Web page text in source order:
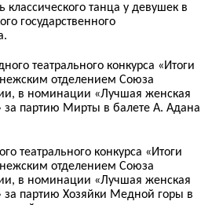
классического танца у девушек в
государственного
театрального конкурса «Итоги
отделением Союза
в номинации «Лучшая женская
за партию Мирты в балете А. Адана
театрального конкурса «Итоги
отделением Союза
в номинации «Лучшая женская
за партию Хозяйки Медной горы в